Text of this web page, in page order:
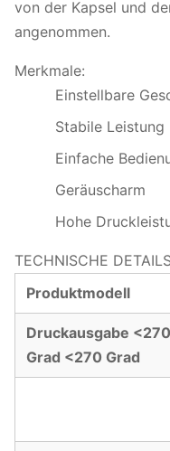
von der Kapsel und
angenommen.
Merkmale:
Einstellbare
Stabile Leistung
Einfache
Geräuscharm
Hohe
TECHNISCHE
Produktmodell
Druckausgabe <270
Grad <270 Grad